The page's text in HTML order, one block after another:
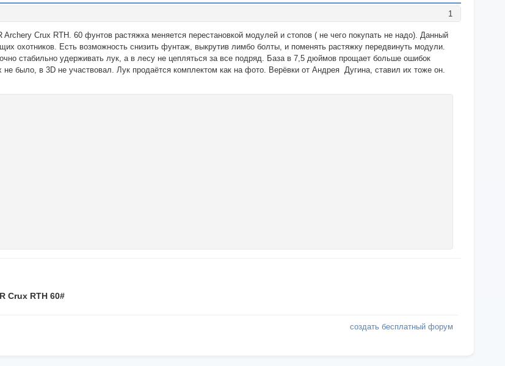
1
Crux RTH. 60 фунтов растяжка меняется перестановкой модулей и стопов ( не чего покупать не надо). Данный
охотников. Есть возможность снизить фунтаж, выкрутив лимбо болты, и поменять растяжку передвинуть модули.
стабильно удерживать лук, а в лесу не цепляться за все подряд. База в 7,5 дюймов прощает больше ошибок
было, в 3D не участвовал. Лук продаётся комплектом как на фото. Верёвки от Андрея Дугина, ставил их тоже он.
Crux RTH 60#
создать бесплатный форум